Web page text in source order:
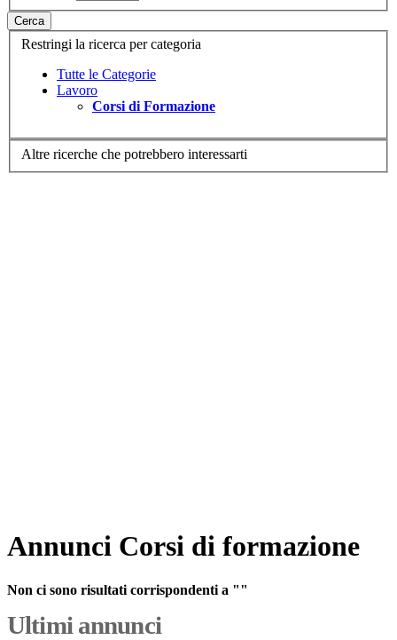
Cerca
Restringi la ricerca per categoria
Tutte le Categorie
Lavoro
Corsi di Formazione
Altre ricerche che potrebbero interessarti
Annunci Corsi di formazione
Non ci sono risultati corrispondenti a ""
Ultimi annunci